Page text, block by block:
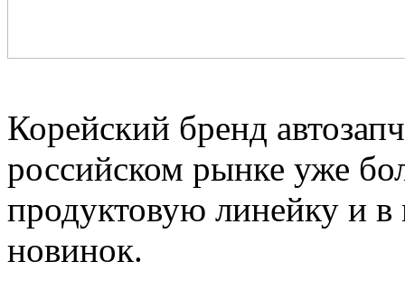
Корейский бренд
российском рынке уже
продуктовую линейку и в
новинок.